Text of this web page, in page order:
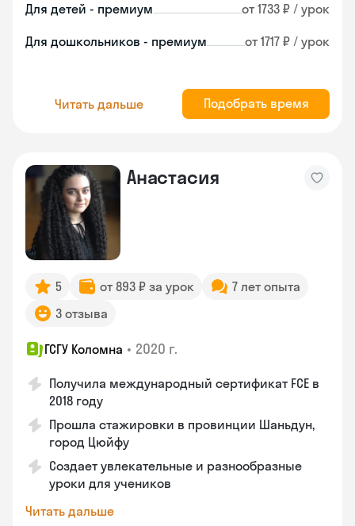
Для детей - премиум от 1733 ₽ / урок
Для дошкольников - премиум от 1717 ₽ / урок
Читать дальше Подобрать время
Анастасия
5 от 893 ₽ за урок
7 лет опыта
3 отзыва
ГСГУ Коломна • 2020 г.
Получила международный сертификат FCE в
2018 году
Прошла стажировки в провинции Шаньдун,
город Цюйфу
Создает увлекательные и разнообразные
уроки для учеников
Читать дальше